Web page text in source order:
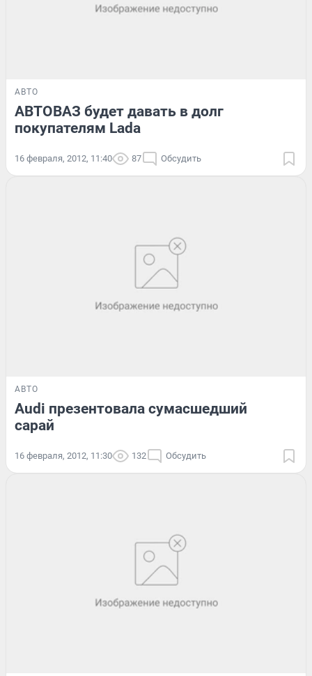
АВТО
АВТОВАЗ будет давать в долг
покупателям Lada
16 февраля, 2012, 11:40 87 Обсудить
АВТО
Audi презентовала сумасшедший
сарай
16 февраля, 2012, 11:30 132 Обсудить